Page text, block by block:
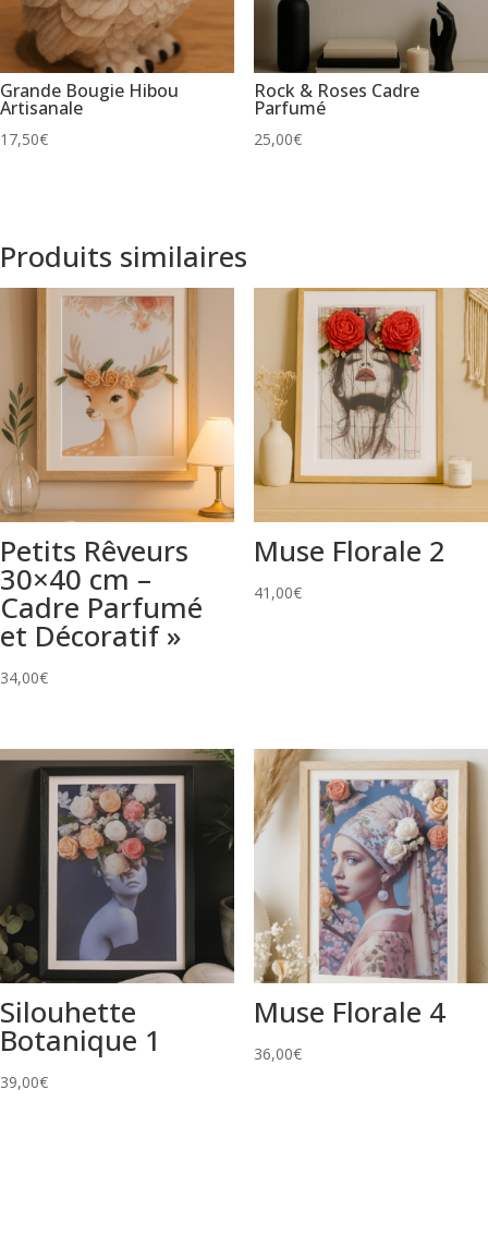
Grande Bougie Hibou
Artisanale
17,50€
Rock & Roses Cadre
Parfumé
25,00€
Produits similaires
Petits Rêveurs
30×40 cm –
Cadre Parfumé
et Décoratif »
34,00€
Muse Florale 2
41,00€
Silouhette
Botanique 1
39,00€
Muse Florale 4
36,00€